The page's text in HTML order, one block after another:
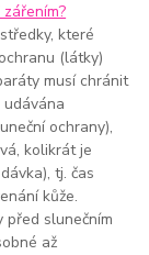
které
(látky)
musí chránit
ochrany),
kolikrát je
tj. čas
kůže.
před slunečním
až